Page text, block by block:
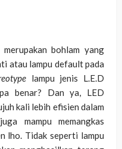
bohlam yang
atau lampu default pada
lampu jenis L.E.D
benar? Dan ya, LED
kali lebih efisien dalam
mampu memangkas
lho. Tidak seperti lampu